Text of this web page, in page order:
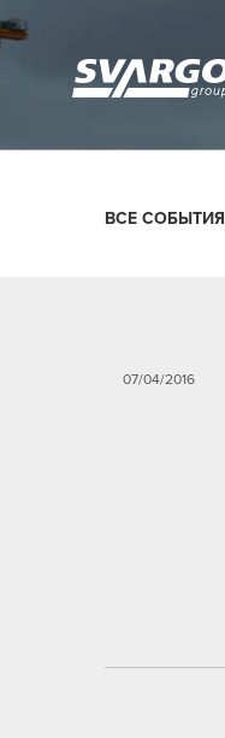
ВСЕ СОБЫТИЯ
07/04/2016